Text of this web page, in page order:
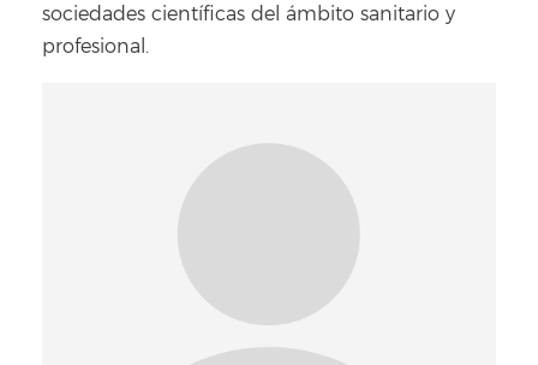
sociedades científicas del ámbito sanitario y
profesional.